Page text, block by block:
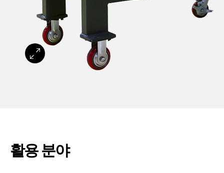
활용 분야